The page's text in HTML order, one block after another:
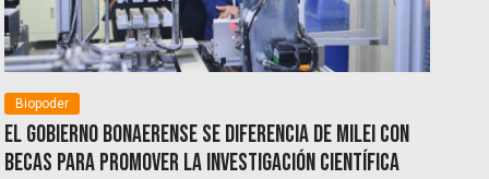
Biopoder
El gobierno bonaerense se diferencia de Milei con
becas para promover la investigación científica